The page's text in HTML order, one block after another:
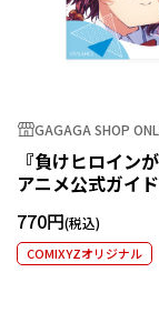
GAGAGA SHOP
『負けヒロイン
アニメ公式ガイ
770円
COMIXYZオリジナル